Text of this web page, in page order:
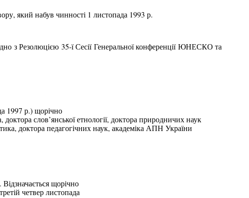
який набув чинності 1 листопада 1993 р.
з Резолюцією 35-ї Сесії Генеральної конференції ЮНЕСКО та
1997 р.) щорічно
слов’янської етнології, доктора природничих наук
доктора педагогічних наук, академіка АПН України
щорічно
четвер листопада